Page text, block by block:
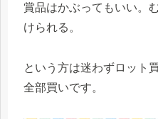
賞品はかぶってもいい。
けられる。
という方は迷わずロット
全部買いです。